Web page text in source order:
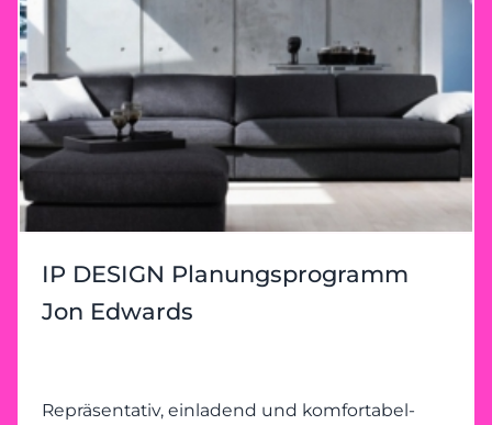
IP DESIGN Planungsprogramm
Jon Edwards
Repräsentativ, einladend und komfortabel-